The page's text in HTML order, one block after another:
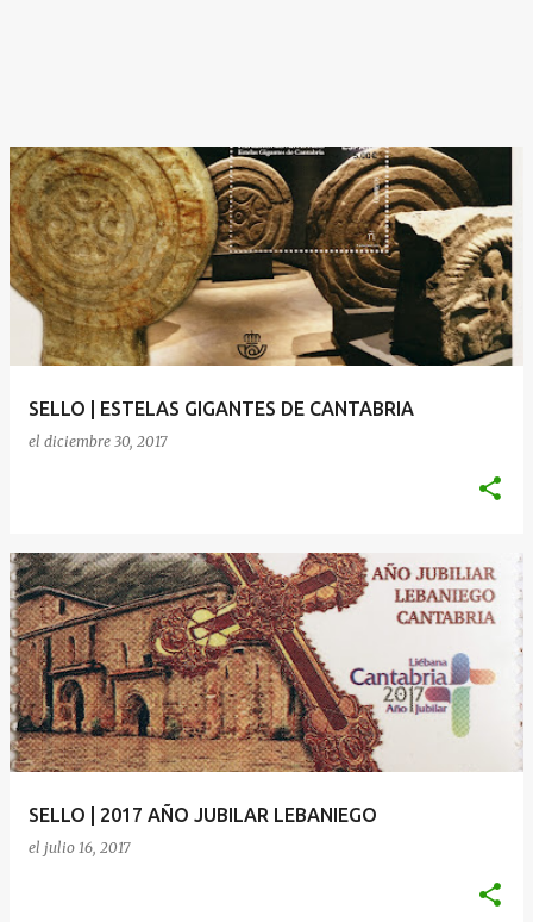
SELLO | ESTELAS GIGANTES DE CANTABRIA
el diciembre 30, 2017
SELLO | 2017 AÑO JUBILAR LEBANIEGO
el julio 16, 2017